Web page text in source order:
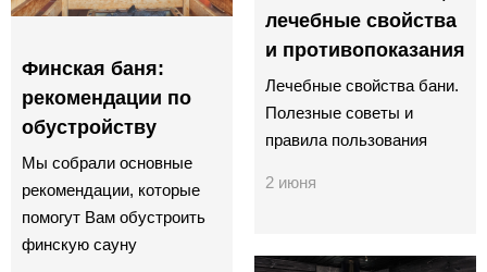
лечебные свойства
и противопоказания
Лечебные свойства бани.
Полезные советы и
правила пользования
2 июня
Финская баня:
рекомендации по
обустройству
Мы собрали основные
рекомендации, которые
помогут Вам обустроить
финскую сауну